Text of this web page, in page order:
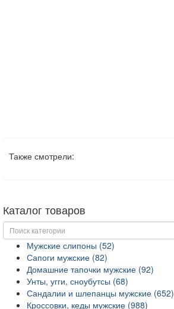
Также смотрели:
Каталог товаров
Мужские слипоны (52)
Сапоги мужские (82)
Домашние тапочки мужские (92)
Унты, угги, сноубутсы (68)
Сандалии и шлепанцы мужские (652)
Кроссовки, кеды мужские (988)